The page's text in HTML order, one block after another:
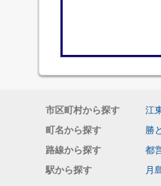
市区町村から探す 江
町名から探す
勝
路線から探す
都
駅から探す
月